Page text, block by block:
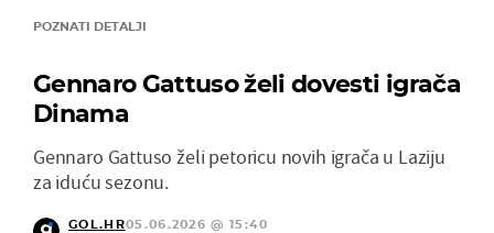
POZNATI DETALJI
Gennaro Gattuso želi dovesti igrača
Dinama
Gennaro Gattuso želi petoricu novih igrača u Laziju
za iduću sezonu.
GOL.HR05.06.2026 @ 15:40